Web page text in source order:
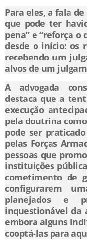
Para eles, a fala
que pode ter
pena” e “reforça
desde o início: os
recebendo um
alvos de um
A advogada
destaca que a
execução
pela doutrina
pode ser
pelas Forças
pessoas que
instituições
cometimento de
configurarem
planejados e
inquestionável da
embora alguns
cooptá-las para